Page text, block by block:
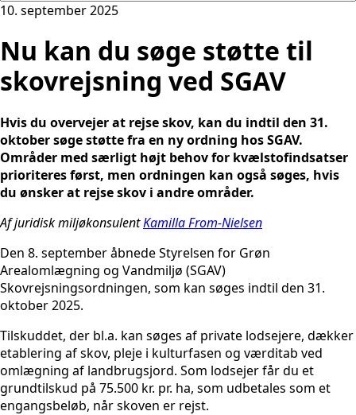
10. september 2025
Nu kan du søge støtte til
skovrejsning ved SGAV
Hvis du overvejer at rejse skov, kan du indtil den 31.
oktober søge støtte fra en ny ordning hos SGAV.
Områder med særligt højt behov for kvælstofindsatser
prioriteres først, men ordningen kan også søges, hvis
du ønsker at rejse skov i andre områder.
Af juridisk miljøkonsulentKamilla From-Nielsen
Den 8. september åbnede Styrelsen for Grøn
Arealomlægning og Vandmiljø (SGAV)
Skovrejsningsordningen, som kan søges indtil den 31.
oktober 2025.
Tilskuddet, der bl.a. kan søges af private lodsejere, dækker
etablering af skov, pleje i kulturfasen og værditab ved
omlægning af landbrugsjord. Som lodsejer får du et
grundtilskud på 75.500 kr. pr. ha, som udbetales som et
engangsbeløb, når skoven er rejst.